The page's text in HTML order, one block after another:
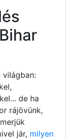
világban:
de ha
rájövünk,
jár, milyen